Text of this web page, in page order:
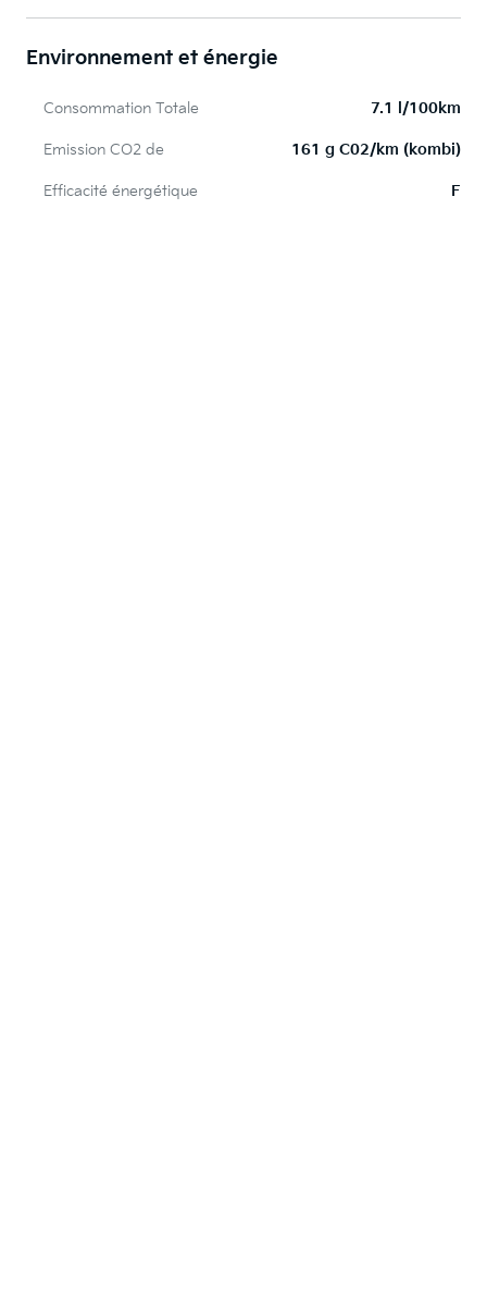
Environnement et énergie
Consommation Totale 7.1 l/100km
Emission CO2 de 161 g C02/km (kombi)
Efficacité énergétique F